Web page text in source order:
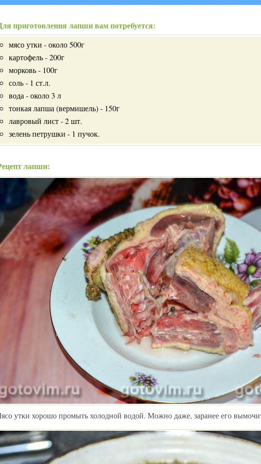
приготовления лапши вам потребуется:
мясо утки - около 500г
картофель - 200г
морковь - 100г
соль - 1 ст.л.
вода - около 3 л
тонкая лапша (вермишель) - 150г
лавровый лист - 2 шт.
зелень петрушки - 1 пучок.
лапши:
утки хорошо промыть холодной водой. Можно даже, заранее его